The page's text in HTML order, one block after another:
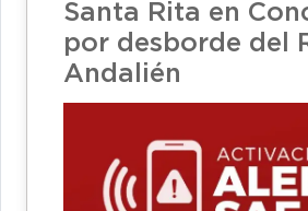
Santa Rita en
por desborde del
Andalién